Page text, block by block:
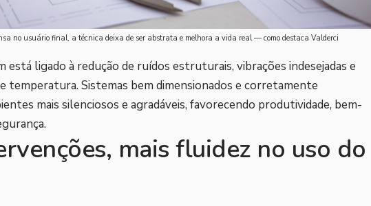
no usuário final, a técnica deixa de ser abstrata e melhora a vida real — como destaca Valderci
está ligado à redução de ruídos estruturais, vibrações indesejadas e
temperatura. Sistemas bem dimensionados e corretamente
mais silenciosos e agradáveis, favorecendo produtividade, bem-
mais fluidez no uso do